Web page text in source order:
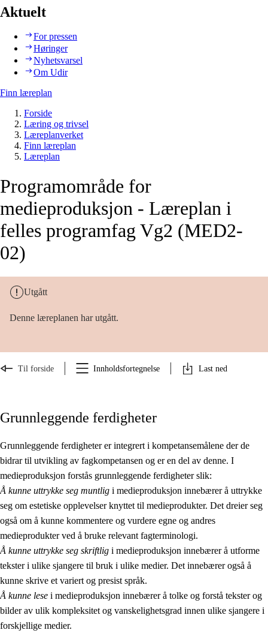
Aktuelt
For pressen
Høringer
Nyhetsvarsel
Om Udir
Finn læreplan
Forside
Læring og trivsel
Læreplanverket
Finn læreplan
Læreplan
Programområde for
medieproduksjon - Læreplan i
felles programfag Vg2 (MED2-
02)
Utgått
Denne læreplanen har utgått.
Til forside Innholdsfortegnelse Last ned
Grunnleggende ferdigheter
Grunnleggende ferdigheter er integrert i kompetansemålene der de
bidrar til utvikling av fagkompetansen og er en del av denne. I
medieproduksjon forstås grunnleggende ferdigheter slik:
Å kunne uttrykke seg muntlig i medieproduksjon innebærer å uttrykke
seg om estetiske opplevelser knyttet til medieprodukter. Det dreier seg
også om å kunne kommentere og vurdere egne og andres
medieprodukter ved å bruke relevant fagterminologi.
Å kunne uttrykke seg skriftlig i medieproduksjon innebærer å utforme
tekster i ulike sjangere til bruk i ulike medier. Det innebærer også å
kunne skrive et variert og presist språk.
Å kunne lese i medieproduksjon innebærer å tolke og forstå tekster og
bilder av ulik kompleksitet og vanskelighetsgrad innen ulike sjangere i
forskjellige medier.